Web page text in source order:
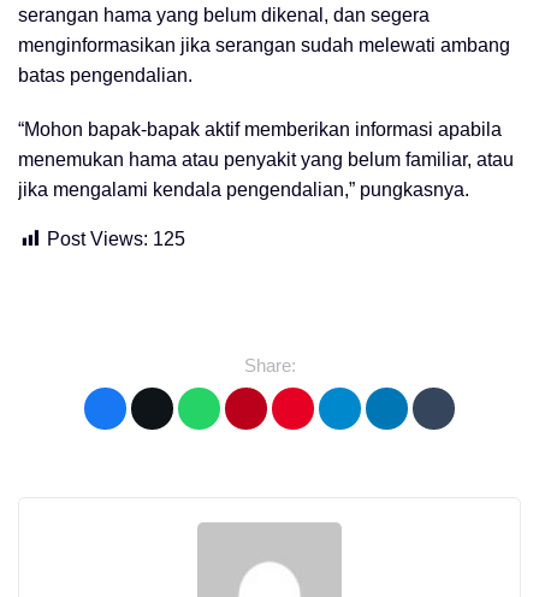
serangan hama yang belum dikenal, dan segera
menginformasikan jika serangan sudah melewati ambang
batas pengendalian.
“Mohon bapak-bapak aktif memberikan informasi apabila
menemukan hama atau penyakit yang belum familiar, atau
jika mengalami kendala pengendalian,” pungkasnya.
Post Views: 125
Share: